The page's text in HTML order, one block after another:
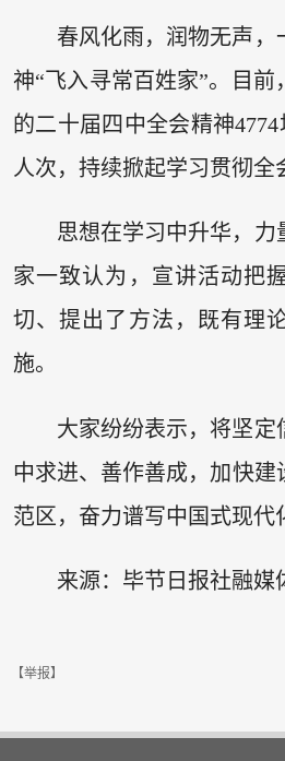
春风化雨，润物无声，
神“飞入寻常百姓家”。目
的二十届四中全会精神
人次，持续掀起学习贯彻全
思想在学习中升华，力
家一致认为，宣讲活动把
切、提出了方法，既有理
施。
大家纷纷表示，将坚定
中求进、善作善成，加快建
范区，奋力谱写中国式现代
来源：毕节日报社融媒
【举报】